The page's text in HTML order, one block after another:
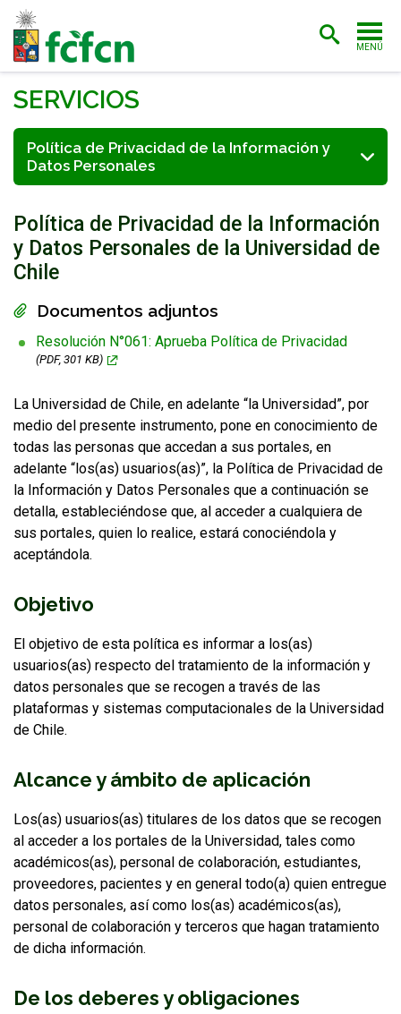
MENÚ
ADMISIÓN
INVESTIGACIÓN
BIBLIOTECA
ESTUDIANTES ACADÉMICAS/OS
FUNCIONARIAS/OS
SERVICIOS
Política de Privacidad de la Información y
Datos Personales
Política de Privacidad de la Información
y Datos Personales de la Universidad de
Chile
Documentos adjuntos
Resolución N°061: Aprueba Política de Privacidad
(PDF, 301 KB)
La Universidad de Chile, en adelante “la Universidad”, por
medio del presente instrumento, pone en conocimiento de
todas las personas que accedan a sus portales, en
adelante “los(as) usuarios(as)”, la Política de Privacidad de
la Información y Datos Personales que a continuación se
detalla, estableciéndose que, al acceder a cualquiera de
sus portales, quien lo realice, estará conociéndola y
aceptándola.
Objetivo
El objetivo de esta política es informar a los(as)
usuarios(as) respecto del tratamiento de la información y
datos personales que se recogen a través de las
plataformas y sistemas computacionales de la Universidad
de Chile.
Alcance y ámbito de aplicación
Los(as) usuarios(as) titulares de los datos que se recogen
al acceder a los portales de la Universidad, tales como
académicos(as), personal de colaboración, estudiantes,
proveedores, pacientes y en general todo(a) quien entregue
datos personales, así como los(as) académicos(as),
personal de colaboración y terceros que hagan tratamiento
de dicha información.
De los deberes y obligaciones